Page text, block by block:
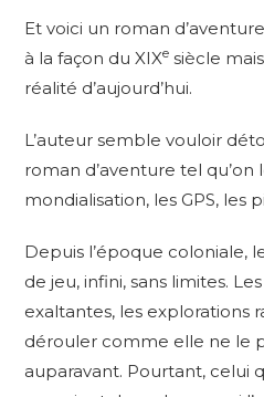
Et voici un roman
à la façon du XIXe siècle
réalité d’aujourd’hui.
L’auteur semble vouloir
roman d’aventure tel qu’on
mondialisation, les GPS, les
Depuis l’époque coloniale,
de jeu, infini, sans limites.
exaltantes, les explorations
dérouler comme elle ne le
auparavant. Pourtant, celui